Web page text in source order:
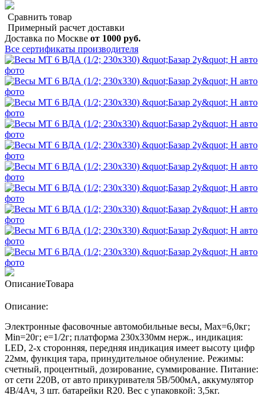
Сравнить товар
Примерный расчет доставки
Доставка по Москве от 1000 руб.
Все сертификаты производителя
ОписаниеТовара
Описание:
Электронные фасовочные автомобильные весы, Max=6,0кг;
Min=20г; e=1/2г; платформа 230х330мм нерж., индикация:
LED, 2-х сторонняя, передняя индикация имеет высоту цифр
22мм, функция тара, принудительное обнуление. Режимы:
счетный, процентный, дозирование, суммирование. Питание:
от сети 220В, от авто прикуривателя 5В/500мА, аккумулятор
4В/4Ач, 3 шт. батарейки R20. Вес с упаковкой: 3,5кг.